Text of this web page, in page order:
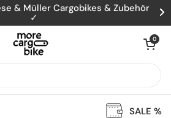
& Müller Cargobikes & Zubehör
✓
Warenkorb
0
SALE %